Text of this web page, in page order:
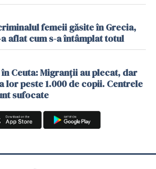
femeii găsite în Grecia,
aflat cum s-a întâmplat totul
Ceuta: Migranții au plecat, dar
lor peste 1.000 de copii. Centrele
sufocate